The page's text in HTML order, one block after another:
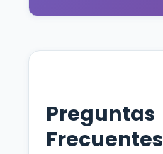
Preguntas
Frecuentes